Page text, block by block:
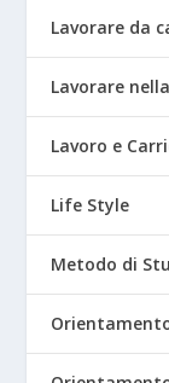
Lavorare da
Lavorare
Lavoro e
Life Style
Metodo di